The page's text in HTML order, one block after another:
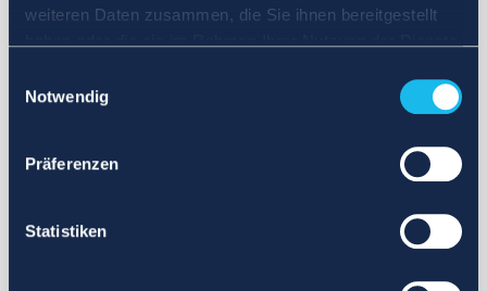
weiteren Daten zusammen, die Sie ihnen bereitgestellt
Notwendig
Präferenzen
Statistiken